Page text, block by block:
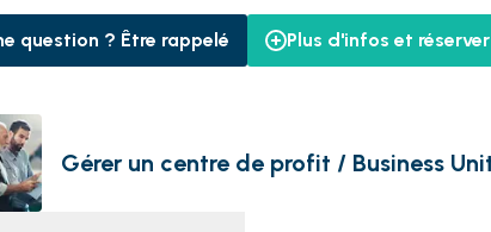
question ? Être rappelé Plus d'infos et réserver
Gérer un centre de profit / Business